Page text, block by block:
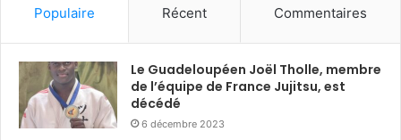
Populaire Récent Commentaires
Le Guadeloupéen Joël Tholle, membre
de l’équipe de France Jujitsu, est
décédé
6 décembre 2023